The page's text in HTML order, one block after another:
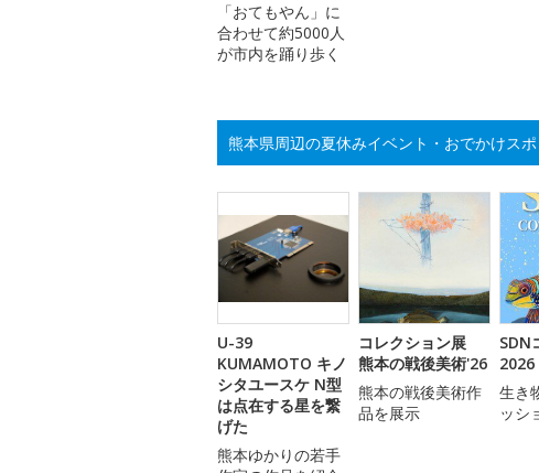
「おてもやん」に
合わせて約5000人
が市内を踊り歩く
熊本県周辺の夏休みイベント・おでかけスポ
U-39
KUMAMOTO キノ
シタユースケ N型
は点在する星を繋
げた
熊本ゆかりの若手
コレクション展
熊本の戦後美術'26
熊本の戦後美術作
品を展示
SDN
2026
生き
ッシ